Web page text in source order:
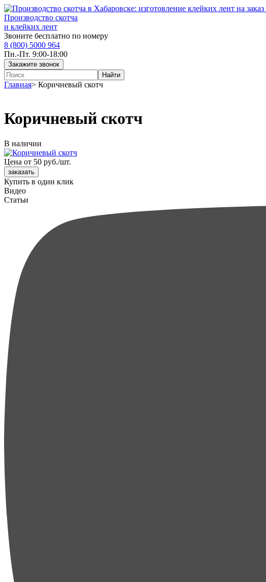
Производство скотча
и клейких лент
Звоните бесплатно по номеру
8 (800) 5000 964
Пн.-Пт. 9:00-18:00
Главная> Коричневый скотч
Коричневый скотч
В наличии
Цена от 50 руб./шт.
Купить в один клик
Видео
Статьи